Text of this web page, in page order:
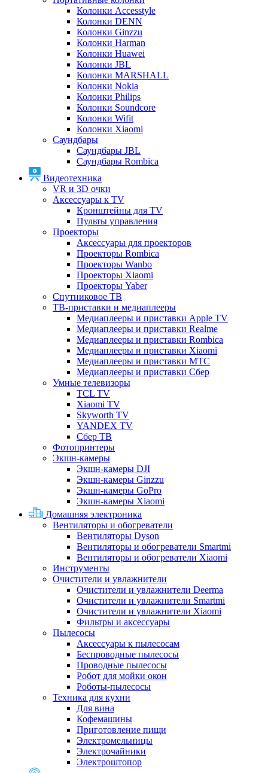
Колонки Accesstyle
Колонки DENN
Колонки Ginzzu
Колонки Harman
Колонки Huawei
Колонки JBL
Колонки MARSHALL
Колонки Nokia
Колонки Philips
Колонки Soundcore
Колонки Wifit
Колонки Xiaomi
Саундбары
Саундбары JBL
Саундбары Rombica
Видеотехника
VR и 3D очки
Аксессуары к TV
Кронштейны для TV
Пульты управления
Проекторы
Аксессуары для проекторов
Проекторы Rombica
Проекторы Wanbo
Проекторы Xiaomi
Проекторы Yaber
Спутниковое ТВ
ТВ-приставки и медиаплееры
Медиаплееры и приставки Apple TV
Медиаплееры и приставки Realme
Медиаплееры и приставки Rombica
Медиаплееры и приставки Xiaomi
Медиаплееры и приставки МТС
Медиаплееры и приставки Сбер
Умные телевизоры
TCL TV
Xiaomi TV
Skyworth TV
YANDEX TV
Сбер ТВ
Фотопринтеры
Экшн-камеры
Экшн-камеры DJI
Экшн-камеры Ginzzu
Экшн-камеры GoPro
Экшн-камеры Xiaomi
Домашняя электроника
Вентиляторы и обогреватели
Вентиляторы Dyson
Вентиляторы и обогреватели Smartmi
Вентиляторы и обогреватели Xiaomi
Инструменты
Очистители и увлажнители
Очистители и увлажнители Deerma
Очистители и увлажнители Smartmi
Очистители и увлажнители Xiaomi
Фильтры и аксессуары
Пылесосы
Аксессуары к пылесосам
Беспроводные пылесосы
Проводные пылесосы
Робот для мойки окон
Роботы-пылесосы
Техника для кухни
Для вина
Кофемашины
Приготовление пищи
Электромельницы
Электрочайники
Электроштопор